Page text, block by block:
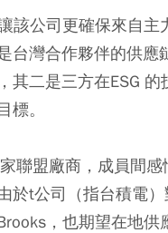
該公司更確保來自
台灣合作夥伴的供應
其二是三方在ESG
。
聯盟廠商，成員間
於t公司（指台積電
，也期望在地